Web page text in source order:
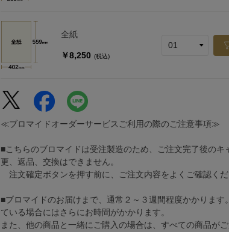
全紙
￥8,250 (税込)
≪ブロマイドオーダーサービスご利用の際のご注意事項≫
■こちらのブロマイドは受注製造のため、ご注文完了後のキ
更、返品、交換はできません。
注文確定ボタンを押す前に、ご注文内容をよくご確認くだ
■ブロマイドのお届けまで、通常２～３週間程度かかります
ている場合にはさらにお時間がかかります。
また、他の商品と一緒にご購入の場合は、すべての商品が